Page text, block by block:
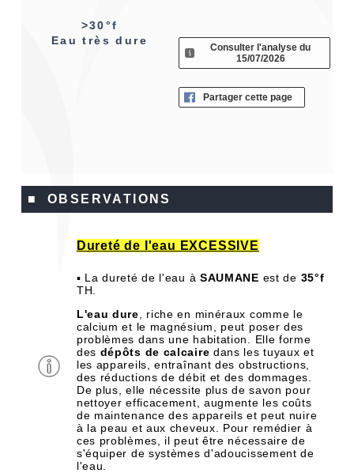
>30°f
Eau très dure
Consulter l'analyse du
15/07/2026
Partager cette page
■ OBSERVATIONS
Dureté de l'eau EXCESSIVE
▪ La dureté de l'eau à SAUMANE est de 35°f
TH.
L'eau dure , riche en minéraux comme le
calcium et le magnésium, peut poser des
problèmes dans une habitation. Elle forme
des dépôts de calcaire dans les tuyaux et
les appareils, entraînant des obstructions,
des réductions de débit et des dommages.
De plus, elle nécessite plus de savon pour
nettoyer efficacement, augmente les coûts
de maintenance des appareils et peut nuire
à la peau et aux cheveux. Pour remédier à
ces problèmes, il peut être nécessaire de
s'équiper de systèmes d'adoucissement de
l'eau.